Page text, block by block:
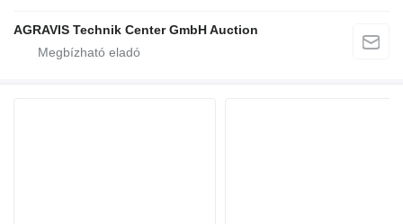
AGRAVIS Technik Center GmbH Auction